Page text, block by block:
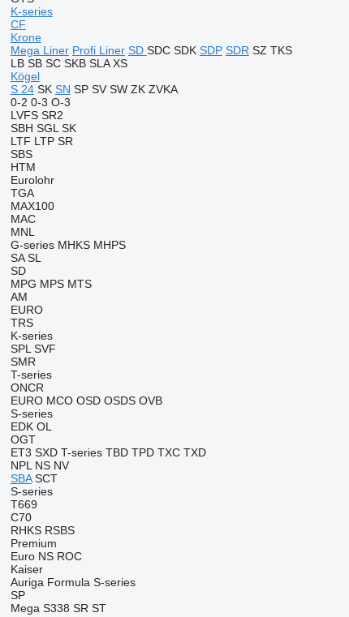
K-series
CF
Krone
Mega Liner Profi Liner SD SDC SDK SDP SDR SZ TKS
LB SB SC SKB SLA XS
Kögel
S 24 SK SN SP SV SW ZK ZVKA
0-2 0-3 O-3
LVFS SR2
SBH SGL SK
LTF LTP SR
SBS
HTM
Eurolohr
TGA
MAX100
MAC
MNL
G-series MHKS MHPS
SA SL
SD
MPG MPS MTS
AM
EURO
TRS
K-series
SPL SVF
SMR
T-series
ONCR
EURO MCO OSD OSDS OVB
S-series
EDK OL
OGT
ET3 SXD T-series TBD TPD TXC TXD
NPL NS NV
SBA SCT
S-series
T669
C70
RHKS RSBS
Premium
Euro NS ROC
Kaiser
Auriga Formula S-series
SP
Mega S338 SR ST